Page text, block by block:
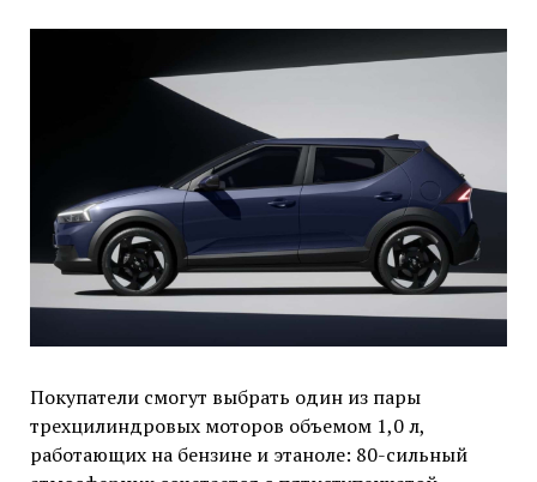
Покупатели смогут выбрать один из пары
трехцилиндровых моторов объемом 1,0 л,
работающих на бензине и этаноле: 80-сильный